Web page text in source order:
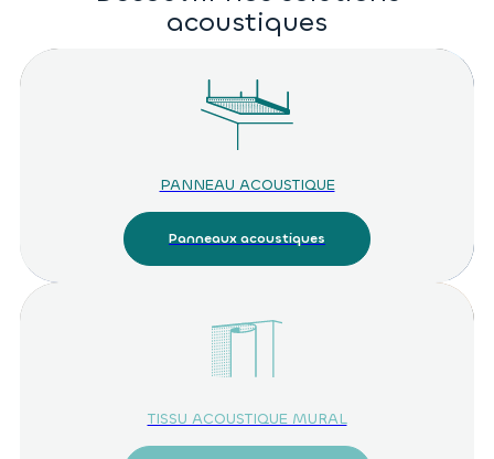
acoustiques
PANNEAU ACOUSTIQUE
Panneaux acoustiques
TISSU ACOUSTIQUE MURAL